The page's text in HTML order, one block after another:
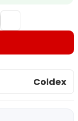
Coldex